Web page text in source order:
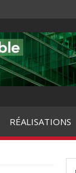
RÉALISATIONS